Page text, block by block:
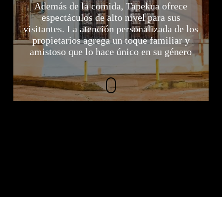
Además de la comida, Tapekua ofrece
espectáculos de alto nivel para sus
visitantes. La atención personalizada de los
propietarios agrega un toque familiar y
amistoso que lo hace único en su género